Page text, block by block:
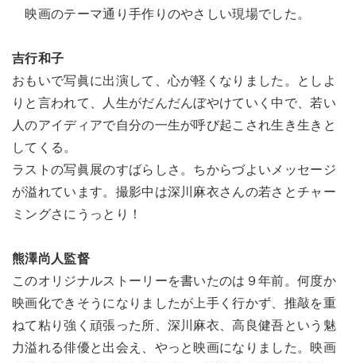
映画のテーマ通り手作りのやさしい現場でした。
吉行和子
おもいで写眞に出演して、心が軽くなりました。としよ
りと言われて、人生がだんだんぼやけていく中で、若い
人のアイディアで自分の一生が呼び起こされ生き生きと
してくる。
ラストの写眞展のすばらしさ。ちからづよいメッセージ
が溢れています。撮影中は深川麻衣さんの若さとチャー
ミングさにうっとり！
熊澤尚人監督
このオリジナルストーリーを書いたのは９年前。何度か
映画化できそうになりましたが上手く行かず、推敲を重
ねて粘り強く頑張った所、深川麻衣、高良健吾という魅
力溢れる俳優と出会え、やっと映画になりました。映画